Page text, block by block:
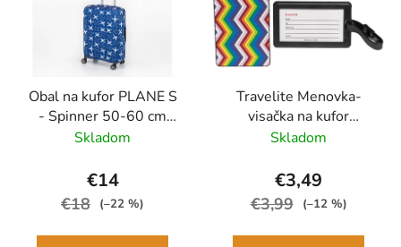
Obal na kufor PLANE S
- Spinner 50-60 cm
Modrá
Skladom
€14
€18 (–22 %)
Travelite Menovka-
visačka na kufor
Multicolor Waves
Skladom
€3,49
€3,99 (–12 %)